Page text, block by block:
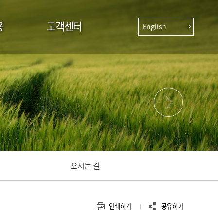
고객센터 English
오시는 길
인쇄하기 공유하기